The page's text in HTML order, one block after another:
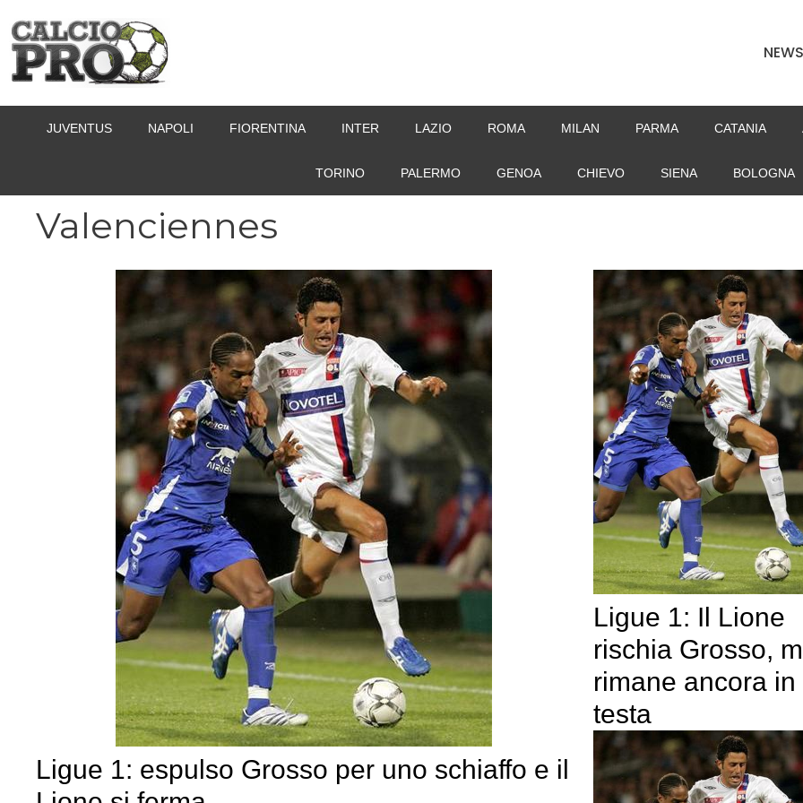
contenuto
NEWS
JUVENTUS NAPOLI FIORENTINA INTER LAZIO ROMA MILAN PARMA CATANIA
TORINO PALERMO GENOA CHIEVO SIENA BOLOGNA
Valenciennes
Ligue 1: espulso Grosso per uno schiaffo e il
Ligue 1: Il Lione
rischia Grosso,
rimane ancora in
testa